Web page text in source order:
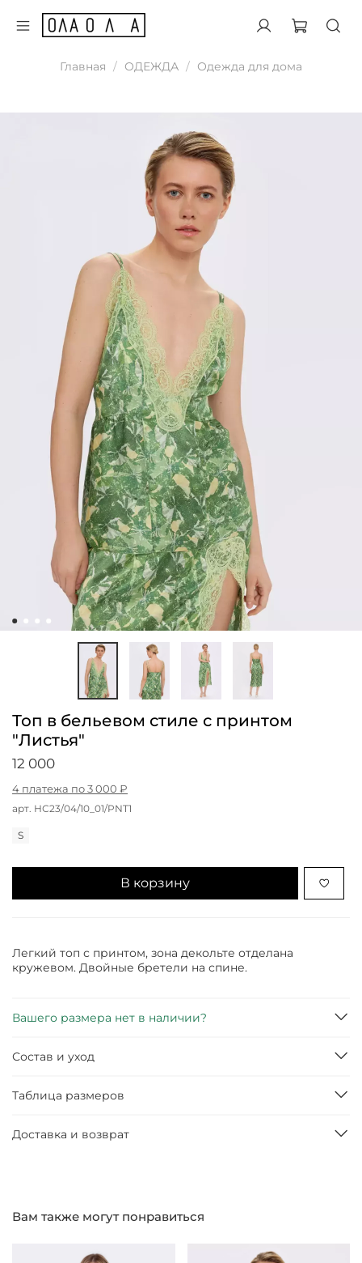
Главная ОДЕЖДА Одежда для дома
арт. НС23/04/10_01/PNT1
Топ в бельевом стиле с принтом
"Листья"
12 000
4 платежа по 3 000 ₽
S
В корзину
Легкий топ с принтом, зона декольте отделана
кружевом. Двойные бретели на спине.
Вашего размера нет в наличии?
Состав и уход
Таблица размеров
Доставка и возврат
Вам также могут понравиться